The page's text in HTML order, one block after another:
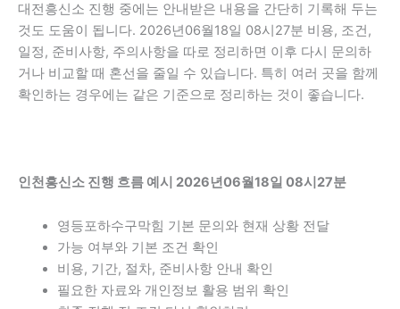
대전흥신소 진행 중에는 안내받은 내용을 간단히 기록해 두는
것도 도움이 됩니다. 2026년06월18일 08시27분 비용, 조건,
일정, 준비사항, 주의사항을 따로 정리하면 이후 다시 문의하
거나 비교할 때 혼선을 줄일 수 있습니다. 특히 여러 곳을 함께
확인하는 경우에는 같은 기준으로 정리하는 것이 좋습니다.
인천흥신소 진행 흐름 예시 2026년06월18일 08시27분
영등포하수구막힘 기본 문의와 현재 상황 전달
가능 여부와 기본 조건 확인
비용, 기간, 절차, 준비사항 안내 확인
필요한 자료와 개인정보 활용 범위 확인